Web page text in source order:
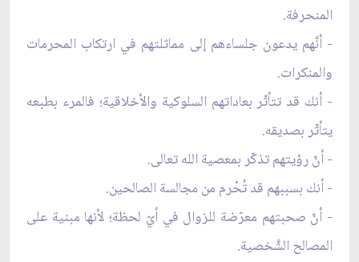
المنحرفة.
- أنَّهم يدعون جلساءهم إلى مماثلتهم في ارتكاب المحرمات
والمنكرات.
- أنك قد تتأثّر بعاداتهم السلوكية والأخلاقية؛ فالمرء بطبعه
يتأثّر بصديقه.
- أنّ رؤيتهم تذكّر بمعصية الله تعالى.
- أنك بسببهم قد تُحْرم من مجالسة الصالحين.
- أنّ صحبتهم معرّضة للزوال في أيّ لحظة؛ لأنها مبنية على
المصالح الشَّخصية.